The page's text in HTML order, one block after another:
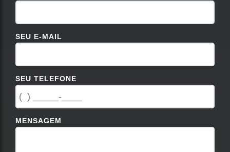
SEU E-MAIL
SEU TELEFONE
MENSAGEM